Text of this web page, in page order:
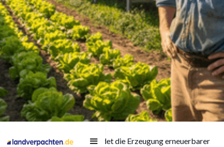
Agri-Photovoltaik
verbindet die Erzeugung erneuerbarer